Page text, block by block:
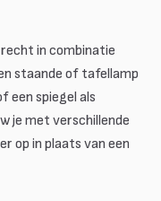
in combinatie
staande of tafellamp
een spiegel als
je met verschillende
op in plaats van een